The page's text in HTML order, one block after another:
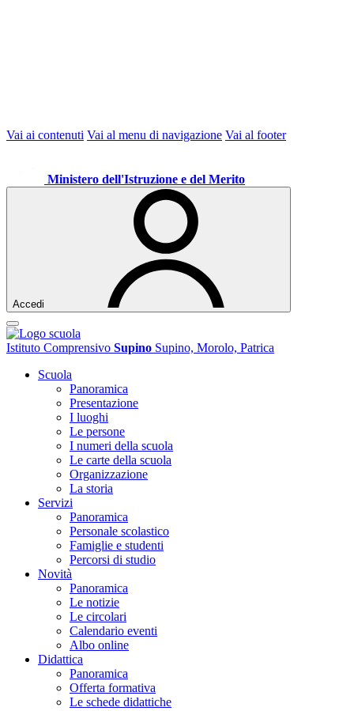
Vai ai contenuti Vai al menu di navigazione Vai al footer
Ministero dell'Istruzione e del Merito
Accedi
Istituto Comprensivo Supino Supino, Morolo, Patrica
Scuola
Panoramica
Presentazione
I luoghi
Le persone
I numeri della scuola
Le carte della scuola
Organizzazione
La storia
Servizi
Panoramica
Personale scolastico
Famiglie e studenti
Percorsi di studio
Novità
Panoramica
Le notizie
Le circolari
Calendario eventi
Albo online
Didattica
Panoramica
Offerta formativa
Le schede didattiche